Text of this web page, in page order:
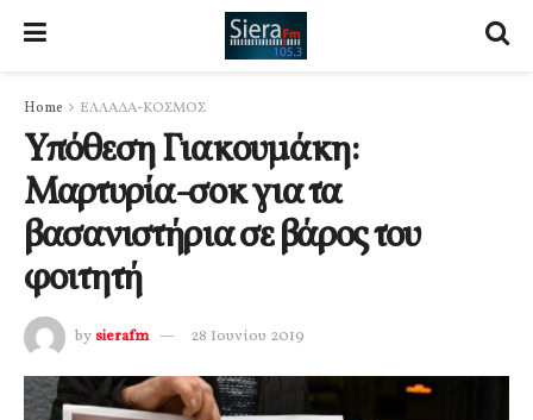
Home ΕΛΛΑΔΑ-ΚΟΣΜΟΣ
Υπόθεση Γιακουμάκη:
Μαρτυρία-σοκ για τα
βασανιστήρια σε βάρος του
φοιτητή
by sierafm 28 Ιουνίου 2019